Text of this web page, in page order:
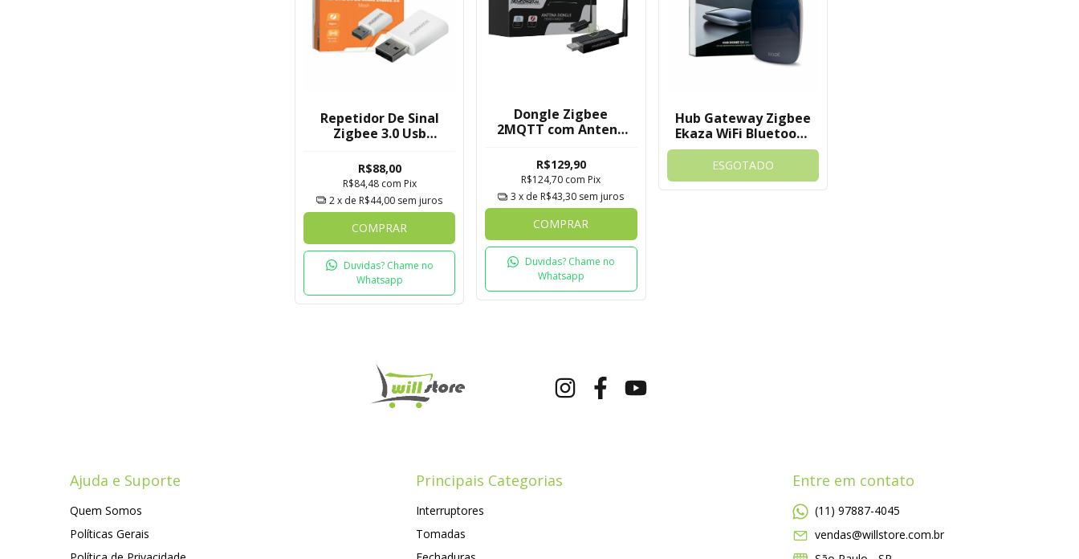
Repetidor De Sinal
Zigbee 3.0 Usb
R$88,00
R$84,48 com Pix
2x de R$44,00 sem juros
COMPRAR
Duvidas? Chame no
Whatsapp
Dongle Zigbee
2MQTT com Antena
R$129,90
R$124,70 com Pix
3 x de R$43,30 sem juros
COMPRAR
Duvidas? Chame no
Whatsapp
Hub Gateway Zigbee
Ekaza WiFi Bluetooth
BLE EKAT-T3010M
Tuya
ESGOTADO
Ajuda e Suporte
Quem Somos
Políticas Gerais
Principais Categorias
Interruptores
Tomadas
Entre em contato
(11) 97887-4045
vendas@willstore.com.br